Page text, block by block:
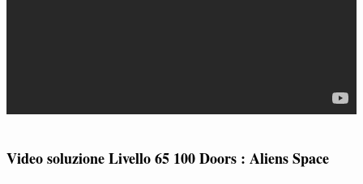
Video soluzione Livello 65 100 Doors : Aliens Space